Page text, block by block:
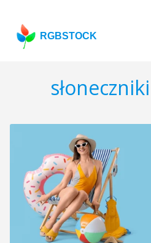
RGBSTOCK
słoneczniki